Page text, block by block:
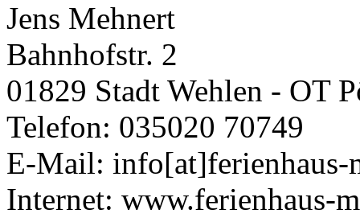
Jens Mehnert
Bahnhofstr. 2
01829 Stadt Wehlen - OT
Telefon: 035020 70749
E-Mail: info[at]ferienhaus-
Internet: www.ferienhaus-